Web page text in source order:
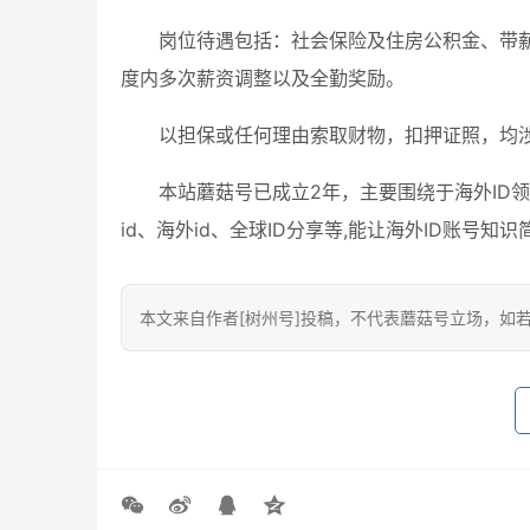
岗位待遇包括：社会保险及住房公积金、
度内多次薪资调整以及全勤奖励。
以担保或任何理由索取财物，扣押证照，均
本站蘑菇号已成立2年，主要围绕于海外ID
id、海外id、全球ID分享等,能让海外ID账号知识
本文来自作者[树州号]投稿，不代表蘑菇号立场，